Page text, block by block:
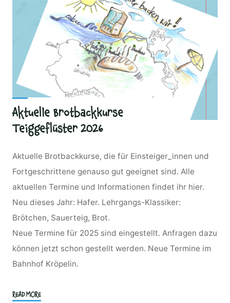
Aktuelle Brotbackkurse
Teiggeflüster 2026
Aktuelle Brotbackkurse, die für Einsteiger_innen und
Fortgeschrittene genauso gut geeignet sind. Alle
aktuellen Termine und Informationen findet ihr hier.
Neu dieses Jahr: Hafer. Lehrgangs-Klassiker:
Brötchen, Sauerteig, Brot.
Neue Termine für 2025 sind eingestellt. Anfragen dazu
können jetzt schon gestellt werden. Neue Termine im
Bahnhof Kröpelin.
READ MORE"Aktuelle